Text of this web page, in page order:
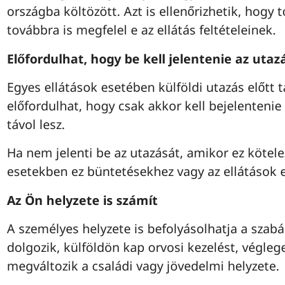
országba költözött. Azt is ellenőrizhetik, hogy
továbbra is megfelel e az ellátás feltételeinek.
Előfordulhat, hogy be kell jelentenie az
Egyes ellátások esetében külföldi utazás
előfordulhat, hogy csak akkor kell
távol lesz.
Ha nem jelenti be az utazását, amikor ez
esetekben ez büntetésekhez vagy az ellátások
Az Ön helyzete is számít
A személyes helyzete is befolyásolhatja a
dolgozik, külföldön kap orvosi kezelést,
megváltozik a családi vagy jövedelmi helyzete.